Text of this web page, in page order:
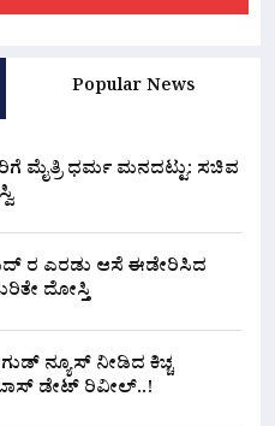
Popular News
ಮೈತ್ರಿ ಧರ್ಮ ಮನದಟ್ಟು: ಸಚಿವ
ರ ಎರಡು ಆಸೆ ಈಡೇರಿಸಿದ
ದೋಸ್ತಿ
ನ್ಯೂಸ್ ನೀಡಿದ ಕಿಚ್ಚ
ಡೇಟ್ ರಿವೀಲ್..!